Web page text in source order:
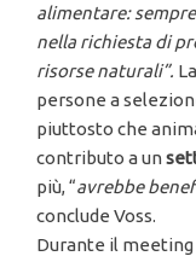
alimentare:
nella richiesta di
risorse naturali”.
persone a
piuttosto che
contributo a un
più, “avrebbe
conclude Voss.
Durante il